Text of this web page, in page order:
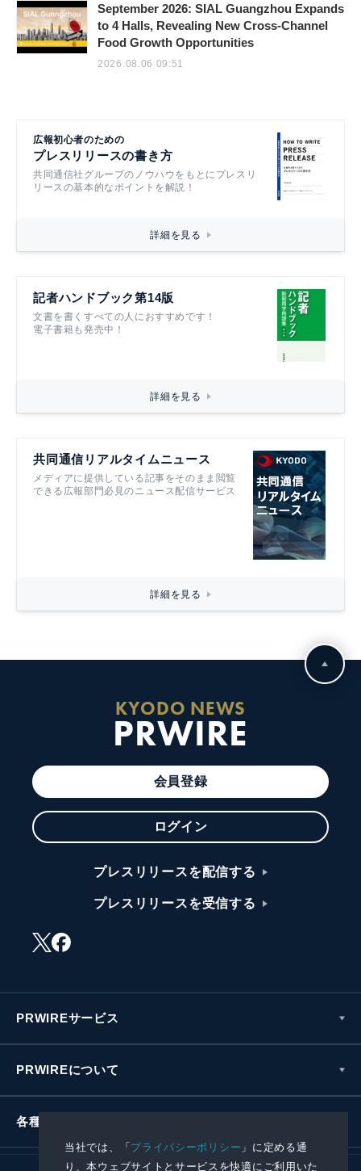
当社では、「プライバシーポリシー 」に定める通
り、本ウェブサイトとサービスを快適にご利用いた
September 2026: SIAL Guangzhou Expands
to 4 Halls, Revealing New Cross-Channel
Food Growth Opportunities
2026.08.06 09:51
広報初心者のための
プレスリリースの書き方
共同通信社グループのノウハウをもとにプレスリ
リースの基本的なポイントを解説！
詳細を見る
記者ハンドブック第14版
文書を書くすべての人におすすめです！
電子書籍も発売中！
詳細を見る
共同通信リアルタイムニュース
メディアに提供している記事をそのまま閲覧
できる広報部門必見のニュース配信サービス
詳細を見る
KYODO NEWS
PRWIRE
会員登録
ログイン
プレスリリースを配信する
プレスリリースを受信する
PRWIREサービス
PRWIREについて
各種お問い合わせ